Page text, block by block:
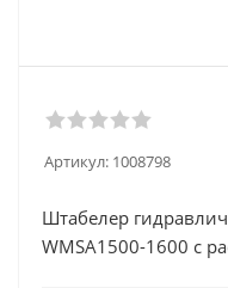
Артикул: 1008798
Штабелер
WMSA1500-1600 с